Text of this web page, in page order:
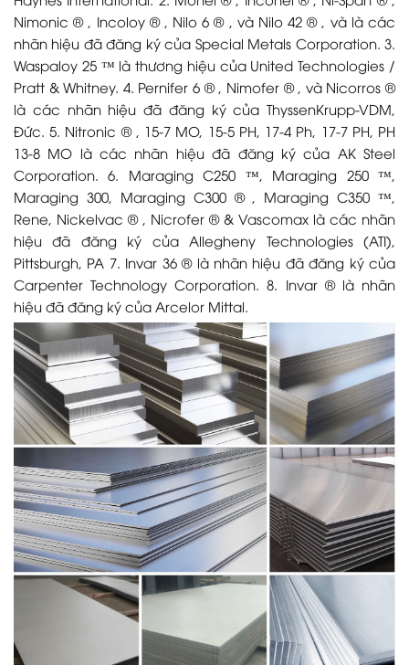
Nimonic ® , Incoloy ® , Nilo 6 ® , và Nilo 42 ® , và là các
nhãn hiệu đã đăng ký của Special Metals Corporation. 3.
Waspaloy 25 ™ là thương hiệu của United Technologies /
Pratt & Whitney. 4. Pernifer 6 ® , Nimofer ® , và Nicorros ®
là các nhãn hiệu đã đăng ký của ThyssenKrupp-VDM,
Đức. 5. Nitronic ® , 15-7 MO, 15-5 PH, 17-4 Ph, 17-7 PH, PH
13-8 MO là các nhãn hiệu đã đăng ký của AK Steel
Corporation. 6. Maraging C250 ™, Maraging 250 ™,
Maraging 300, Maraging C300 ® , Maraging C350 ™,
Rene, Nickelvac ® , Nicrofer ® & Vascomax là các nhãn
hiệu đã đăng ký của Allegheny Technologies (ATI),
Pittsburgh, PA 7. Invar 36 ® là nhãn hiệu đã đăng ký của
Carpenter Technology Corporation. 8. Invar ® là nhãn
hiệu đã đăng ký của Arcelor Mittal.